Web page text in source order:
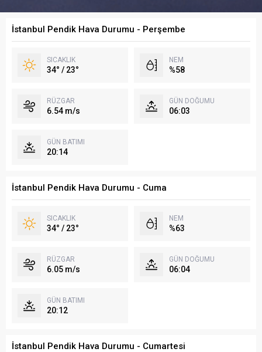
İstanbul Pendik Hava Durumu - Perşembe
SICAKLIK
34° / 23°
NEM
%58
RÜZGAR
6.54 m/s
GÜN DOĞUMU
06:03
GÜN BATIMI
20:14
İstanbul Pendik Hava Durumu - Cuma
SICAKLIK
34° / 23°
NEM
%63
RÜZGAR
6.05 m/s
GÜN DOĞUMU
06:04
GÜN BATIMI
20:12
İstanbul Pendik Hava Durumu - Cumartesi